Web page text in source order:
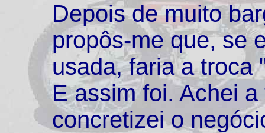
Depois de muito
propôs-me que, se
usada, faria a troca
E assim foi. Achei
concretizei o